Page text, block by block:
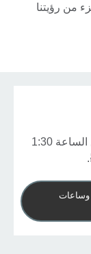
من رؤيتنا
تحدث معنا هنا من السبت إلى الخميس من الساعة 1:30
وساعات